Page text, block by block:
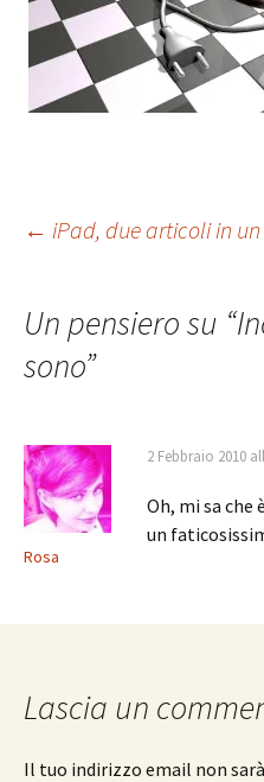
articolo
← iPad, due articoli in
Un pensiero su “
sono”
Rosa
2 Febbraio 2010
Oh, mi sa
un
Lascia un
Il tuo indirizzo email non